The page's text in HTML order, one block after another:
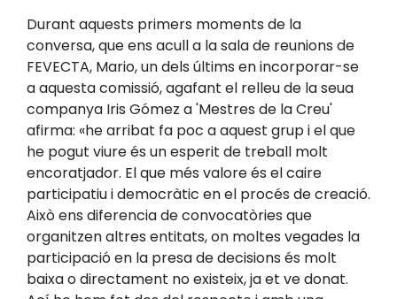
Durant aquests primers moments de la
conversa, que ens acull a la sala de reunions de
FEVECTA, Mario, un dels últims en incorporar-se
a aquesta comissió, agafant el relleu de la seua
companya Iris Gómez a 'Mestres de la Creu'
afirma: «he arribat fa poc a aquest grup i el que
he pogut viure és un esperit de treball molt
encoratjador. El que més valore és el caire
participatiu i democràtic en el procés de creació.
Això ens diferencia de convocatòries que
organitzen altres entitats, on moltes vegades la
participació en la presa de decisions és molt
baixa o directament no existeix, ja et ve donat.